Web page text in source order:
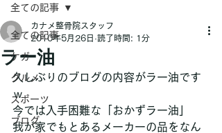
全ての記事
ケガ
グルメ
スポーツ
ブログ
全ての記事
ラー油
カナメ整骨院スタッフ
2010年5月26日 読了時間: 1分
久しぶりのブログの内容がラー油です
ｗ
今では入手困難な「おかずラー油」
我が家でもとあるメーカーの品をなん